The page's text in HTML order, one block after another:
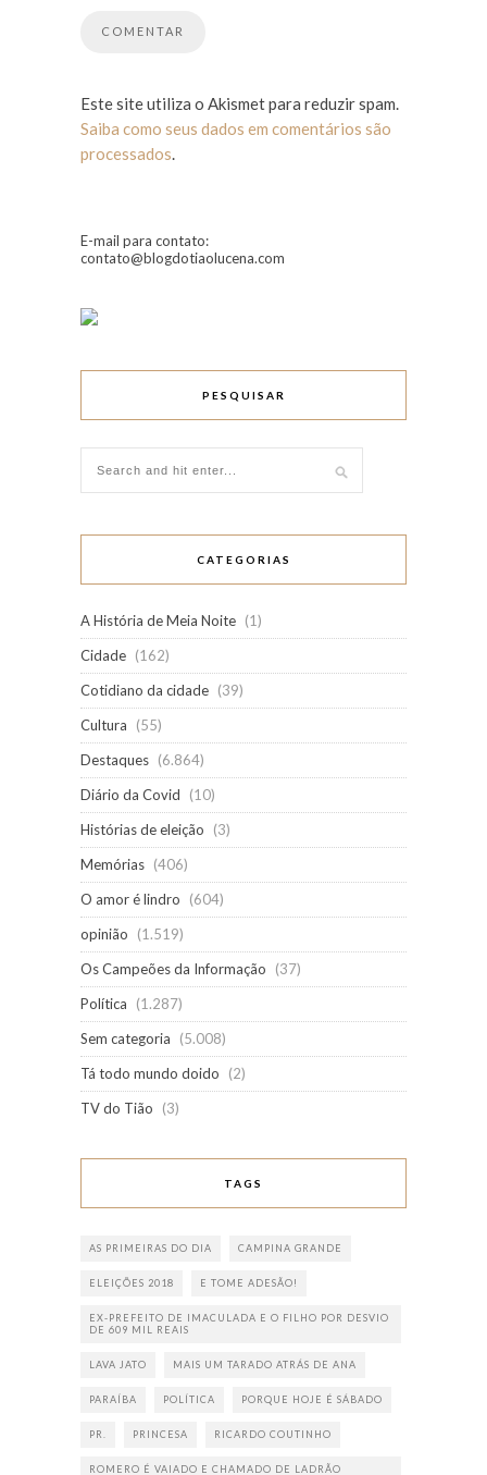
Este site utiliza o Akismet para reduzir spam.
Saiba como seus dados em comentários são
processados.
E-mail para contato:
contato@blogdotiaolucena.com
PESQUISAR
CATEGORIAS
A História de Meia Noite (1)
Cidade (162)
Cotidiano da cidade (39)
Cultura
(55)
Destaques (6.864)
Diário da Covid
(10)
Histórias de eleição
(3)
Memórias (406)
O amor é lindro
(604)
opinião
(1.519)
Os Campeões da Informação
(37)
Política
(1.287)
Sem categoria
(5.008)
Tá todo mundo doido
(2)
TV do Tião
(3)
TAGS
AS PRIMEIRAS DO DIA CAMPINA GRANDE
ELEIÇÕES 2018 E TOME ADESÃO!
EX-PREFEITO DE IMACULADA E O FILHO POR DESVIO
DE 609 MIL REAIS
LAVA JATO MAIS UM TARADO ATRÁS DE ANA
PARAÍBA POLÍTICA PORQUE HOJE É SÁBADO
PR. PRINCESA RICARDO COUTINHO
ROMERO É VAIADO E CHAMADO DE LADRÃO